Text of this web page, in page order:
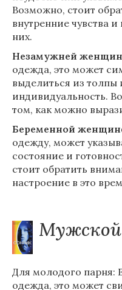
Возможно, стоит
внутренние чувства и
них.
Незамужней
одежда, это может
выделиться из толпы
индивидуальность.
том, как можно
Беременной
одежду, может
состояние и
стоит обратить
настроение в это
Мужской
Для молодого парня:
одежда, это может